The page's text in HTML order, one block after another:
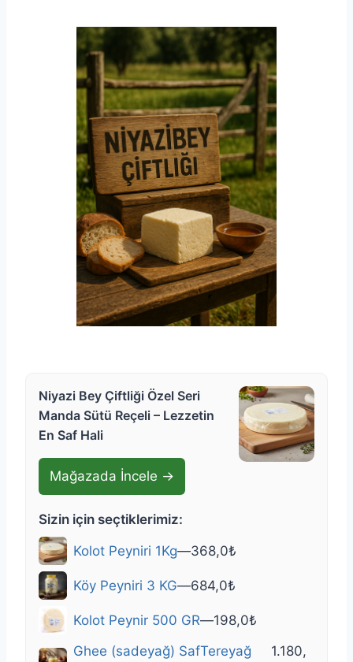
Niyazi Bey Çiftliği Özel Seri
Manda Sütü Reçeli – Lezzetin
En Saf Hali
Mağazada İncele →
Sizin için seçtiklerimiz:
Kolot Peyniri 1Kg—368,0₺
Köy Peyniri 3 KG—684,0₺
Kolot Peynir 500 GR—198,0₺
Ghee (sadeyağ) SafTereyağ
1.180,